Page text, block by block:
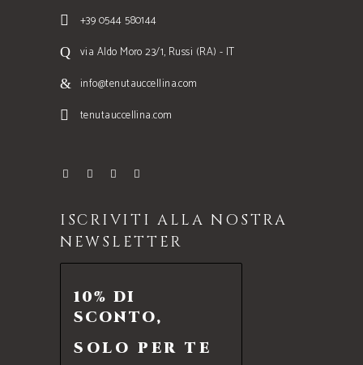
+39 0544 580144
via Aldo Moro 23/1, Russi (RA) - IT
info@tenutauccellina.com
tenutauccellina.com
ISCRIVITI ALLA NOSTRA
NEWSLETTER
10% DI
SCONTO,
SOLO PER TE